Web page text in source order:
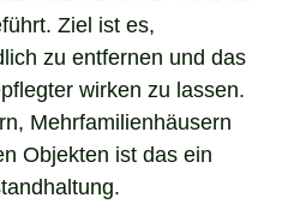
Ziel ist es,
zu entfernen und das
wirken zu lassen.
Mehrfamilienhäusern
Objekten ist das ein